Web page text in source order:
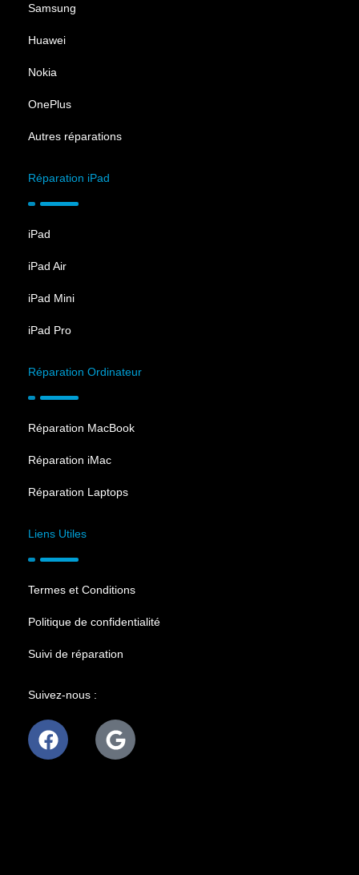
Samsung
Huawei
Nokia
OnePlus
Autres réparations
Réparation iPad
iPad
iPad Air
iPad Mini
iPad Pro
Réparation Ordinateur
Réparation MacBook
Réparation iMac
Réparation Laptops
Liens Utiles
Termes et Conditions
Politique de confidentialité
Suivi de réparation
Suivez-nous :